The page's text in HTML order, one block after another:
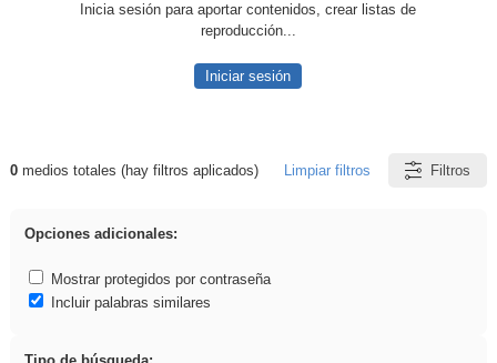
Inicia sesión para aportar contenidos, crear listas de
reproducción...
Iniciar sesión
Resultados de: Benagulu
0medios totales (hay filtros aplicados) Limpiar filtros Filtros
Opciones adicionales:
Mostrar protegidos por contraseña
Incluir palabras similares